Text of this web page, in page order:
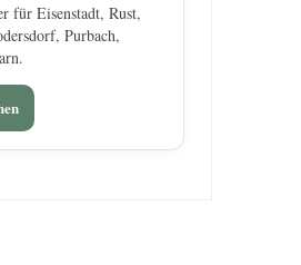
für Eisenstadt, Rust,
Purbach,